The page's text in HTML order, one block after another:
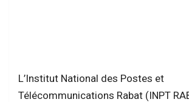
L’Institut National des Postes et
Télécommunications Rabat (INPT